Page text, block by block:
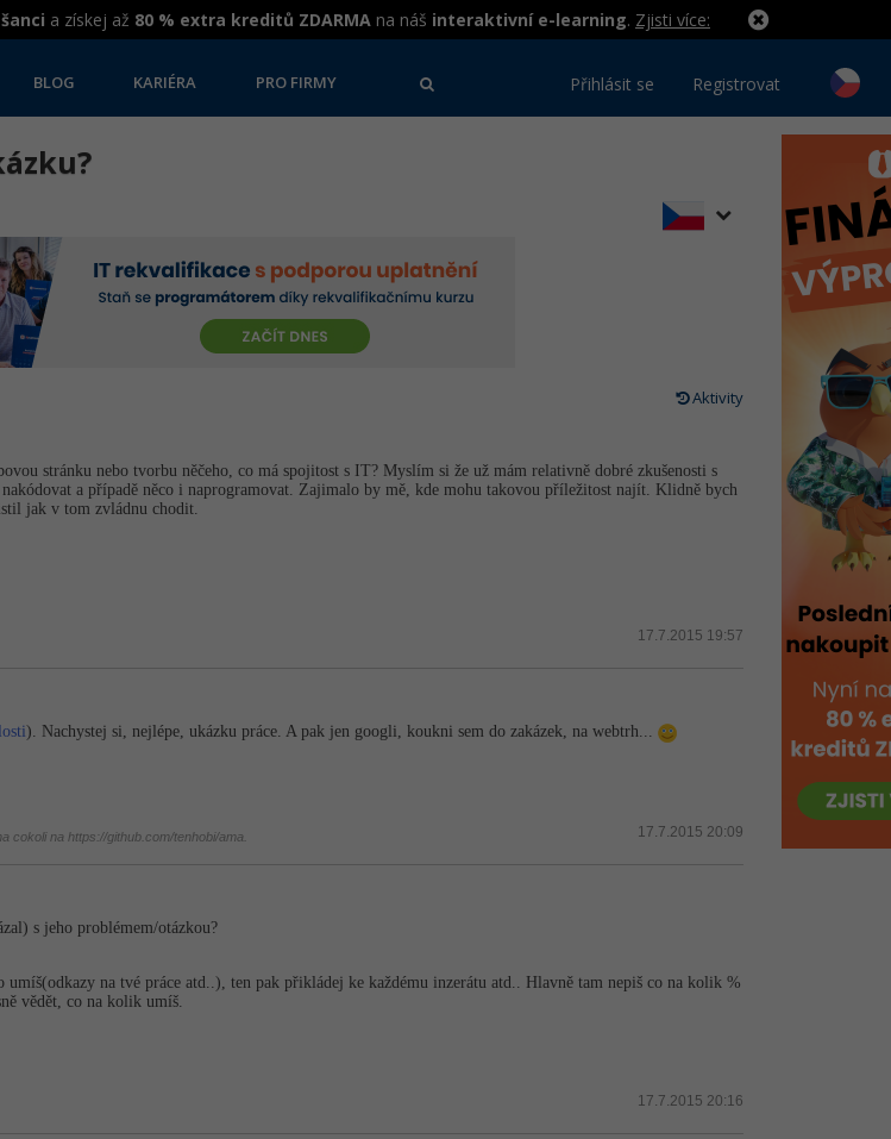
a získej až 80 % extra kreditů ZDARMA na náš interaktivní e-learning. Zjisti více:
BLOG KARIÉRA PRO FIRMY Přihlásit se Registrovat
Aktivity
stránku nebo tvorbu něčeho, co má spojitost s IT? Myslím si že už mám relativně dobré zkušenosti s
a případě něco i naprogramovat. Zajimalo by mě, kde mohu takovou příležitost najít. Klidně bych
jak v tom zvládnu chodit.
17.7.2015 19:57
). Nachystej si, nejlépe, ukázku práce. A pak jen googli, koukni sem do zakázek, na webtrh...
17.7.2015 20:09
cokoli na https://github.com/tenhobi/ama.
s jeho problémem/otázkou?
na tvé práce atd..), ten pak přikládej ke každému inzerátu atd.. Hlavně tam nepiš co na kolik %
vědět, co na kolik umíš.
17.7.2015 20:16